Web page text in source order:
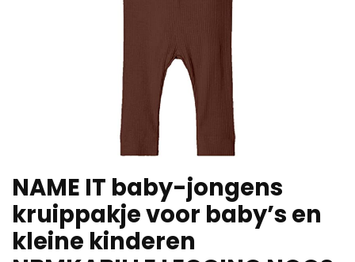
NAME IT baby-jongens
kruippakje voor baby’s en
kleine kinderen